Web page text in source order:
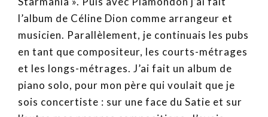
l’album de Céline Dion comme arrangeur et
musicien. Parallèlement, je continuais les pubs
en tant que compositeur, les courts-métrages
et les longs-métrages. J’ai fait un album de
piano solo, pour mon père qui voulait que je
sois concertiste : sur une face du Satie et sur